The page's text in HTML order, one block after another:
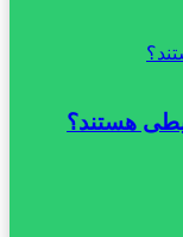
هستند؟